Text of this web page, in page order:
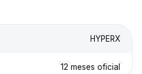
HYPERX
12 meses oficial